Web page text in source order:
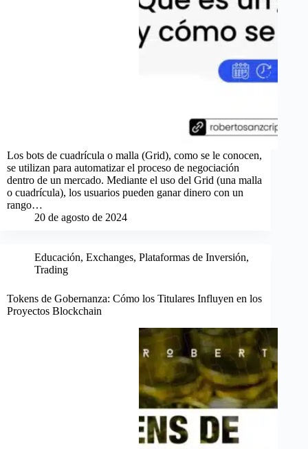
Los bots de cuadrícula o malla (Grid), como se le conocen,
se utilizan para automatizar el proceso de negociación
dentro de un mercado. Mediante el uso del Grid (una malla
o cuadrícula), los usuarios pueden ganar dinero con un
rango…
20 de agosto de 2024
Educación, Exchanges, Plataformas de Inversión,
Trading
Tokens de Gobernanza: Cómo los Titulares Influyen en los
Proyectos Blockchain